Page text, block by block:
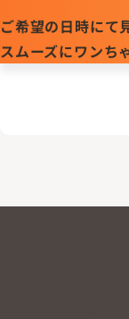
ご希望の日時にて
スムーズにワンち